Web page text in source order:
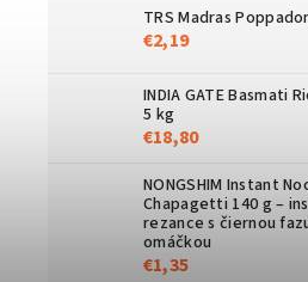
TRS Madras
€2,19
INDIA GATE Basmati
5 kg
€18,80
NONGSHIM Instant
Chapagetti 140 g –
rezance s čiernou
omáčkou
€1,35